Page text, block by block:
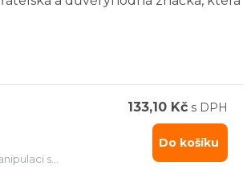
s
133,10 Kč s DPH
Do košíku